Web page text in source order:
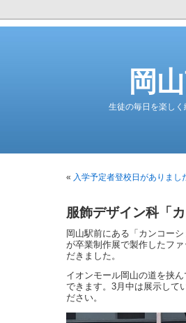
岡
生徒の毎日を楽し
« 入学予定者登校日がありまし
服飾デザイン科「
岡山駅前にある「カンコー
が卒業制作展で製作したフ
だきました。
イオンモール岡山の道を挟
できます。3月中は展示して
ださい。